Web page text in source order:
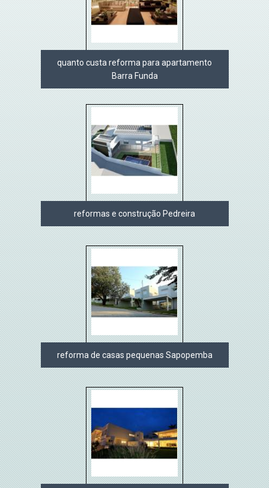
quanto custa reforma para apartamento
Barra Funda
reformas e construção Pedreira
reforma de casas pequenas Sapopemba